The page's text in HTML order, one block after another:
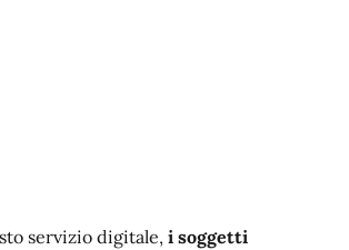
servizio digitale, i soggetti